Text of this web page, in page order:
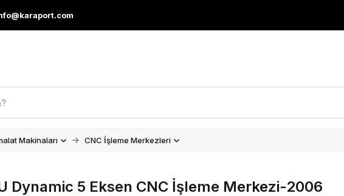
Makinaları CNC İşleme Merkezleri
Dynamic 5 Eksen CNC İşleme Merkezi-2006